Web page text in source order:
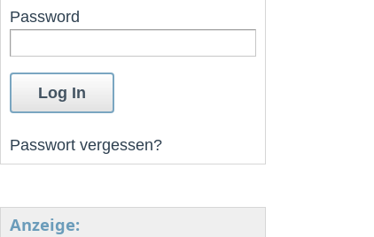
Password
Passwort vergessen?
Anzeige: